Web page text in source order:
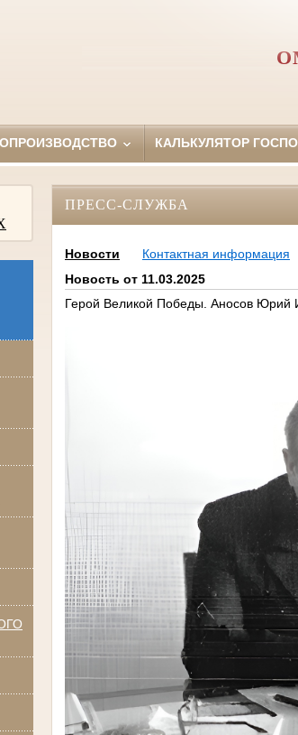
КАЛЬКУЛЯТОР
ПРЕСС-СЛУЖБА
Новости
Контактная информация
Новость от 11.03.2025
Герой Великой Победы. Аносов Юрий